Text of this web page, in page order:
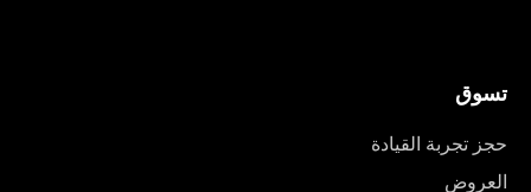
تسوق
حجز تجربة القيادة
العروض